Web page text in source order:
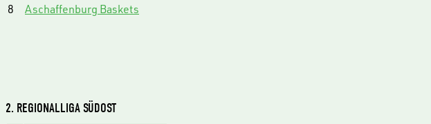
8
Aschaffenburg Baskets
2. REGIONALLIGA SÜDOST